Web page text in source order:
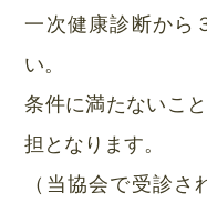
一次健康診断から
い。
条件に満たないこ
担となります。
（当協会で受診